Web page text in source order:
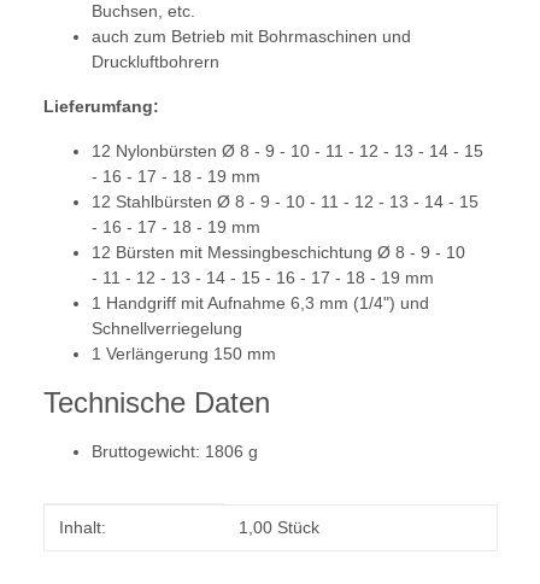
Buchsen, etc.
auch zum Betrieb mit Bohrmaschinen und
Druckluftbohrern
Lieferumfang:
12 Nylonbürsten Ø 8 - 9 - 10 - 11 - 12 - 13 - 14 - 15
- 16 - 17 - 18 - 19 mm
12 Stahlbürsten Ø 8 - 9 - 10 - 11 - 12 - 13 - 14 - 15
- 16 - 17 - 18 - 19 mm
12 Bürsten mit Messingbeschichtung Ø 8 - 9 - 10
- 11 - 12 - 13 - 14 - 15 - 16 - 17 - 18 - 19 mm
1 Handgriff mit Aufnahme 6,3 mm (1/4") und
Schnellverriegelung
1 Verlängerung 150 mm
Technische Daten
Bruttogewicht: 1806 g
Produkteigenschaft
Wert
Inhalt: 1,00 Stück